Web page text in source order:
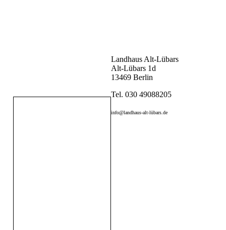
Landhaus Alt-Lübars
Alt-Lübars 1d
13469 Berlin
Tel. 03049088205
info@landhaus-alt-lübars.de